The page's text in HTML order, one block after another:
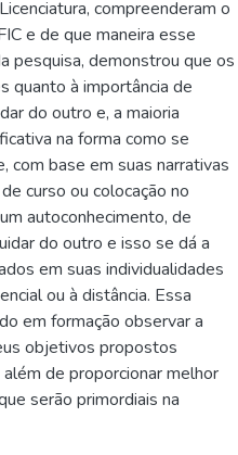
compreenderam o
e de que maneira esse
pesquisa, demonstrou que os
quanto à importância de
do outro e, a maioria
na forma como se
com base em suas narrativas
curso ou colocação no
autoconhecimento, de
do outro e isso se dá a
em suas individualidades
ou à distância. Essa
em formação observar a
objetivos propostos
de proporcionar melhor
serão primordiais na